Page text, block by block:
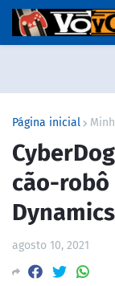
Página inicial
cão-
Dynamics
agosto 10, 2021